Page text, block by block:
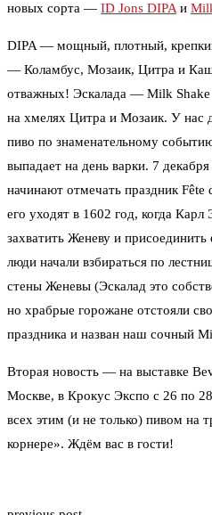
новых сорта — ID Jons DIPA и
DIPA — мощный, плотный,
— Коламбус, Мозаик, Цитра и
отважных! Эскалада — Milk
на хмелях Цитра и Мозаик. У нас
пиво по знаменательному
выпадает на день варки. 7
начинают отмечать праздник Fête
его уходят в 1602 год, когда
захватить Женеву и
люди начали взбираться по
стены Женевы (Эскалад это
но храбрые горожане отстояли
праздника и назван наш сочный
Вторая новость — на выставке
Москве, в Крокус Экспо с 26 по
всех этим (и не только) пивом на
корнере». Ждём вас в гости!